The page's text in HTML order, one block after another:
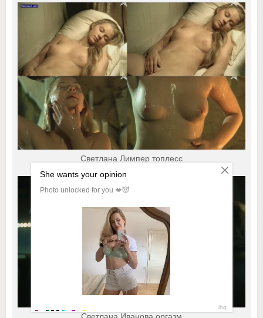
Светлана Лимпер топлесс